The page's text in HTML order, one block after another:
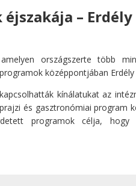
–
országszerte több
középpontjában Erdély
kínálatukat az
és gasztronómiai program
programok célja, hogy